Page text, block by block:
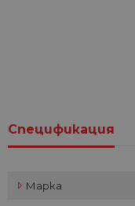
Спецификация
Марка